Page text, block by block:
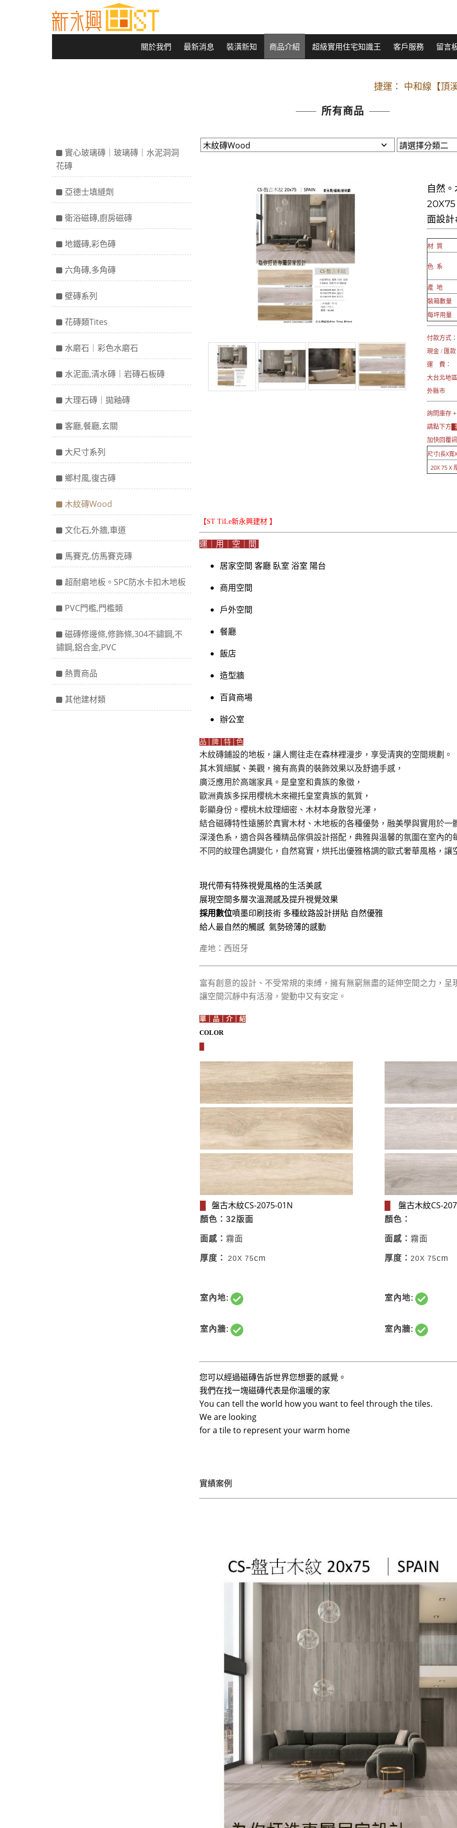
關於我們 最新消息 裝潢新知 商品介紹 超級實用住宅知識王 客戶服務 留言
捷運： 中和線【頂
原Line已滿 無法加Line好友 請
捷運： 中和線【頂
原Line已滿 無法加Line好友 請親
所有商品
實心玻璃磚｜玻璃磚｜水泥洞洞
花磚
亞德士填縫劑
衛浴磁磚,廚房磁磚
地鐵磚,彩色磚
六角磚,多角磚
壁磚系列
花磚類Tites
水磨石｜彩色水磨石
水泥面,清水磚｜岩磚石板磚
大理石磚｜拋釉磚
客廳,餐廳,玄關
大尺寸系列
鄉村風,復古磚
木紋磚Wood
文化石,外牆,車道
馬賽克,仿馬賽克磚
超耐磨地板。SPC防水卡扣木地板
PVC門檻,門檻類
磁磚修邊條,修飾條,304不鏽鋼,不
鏽鋼,鋁合金,PVC
熱賣商品
其他建材類
自然
20X75
面設
材 質
色 系
產 地
裝箱數量
每坪用量
付款方式：
現金 / 匯
運 費：
大台北地
外縣市 →
詢問庫存
請點下方
加快回覆
尺寸(長X寬
20X 75 X
【ST TiLe新永興建材 】
運｜用｜空｜間
居家空間 客廳 臥室 浴室 陽台
商用空間
戶外空間
餐廳
飯店
造型牆
百貨商場
辦公室
品│牌│特│色
木紋磚鋪設的地板，讓人嚮往走在森林裡漫步，享受清爽的空間規劃。
其木質細膩、美觀，擁有高貴的裝飾效果以及舒適手感，
廣泛應用於高端家具。是皇室和貴族的象徵，
歐洲貴族多採用櫻桃木來襯托皇室貴族的氣質，
彰顯身份。櫻桃木紋理細密、木材本身散發光澤，
結合磁磚特性遠勝於真實木材、木地板的各種優勢，融美學與實用於一
深淺色系，適合與各種精品傢俱設計搭配，典雅與溫馨的氛圍在室內的
不同的紋理色調變化，自然寫實，烘托出優雅格調的歐式奢華風格，讓
現代帶有特殊視覺風格的生活美感
展現空間多層次溫潤感及提升視覺效果
採用數位噴墨印刷技術 多種紋路設計拼貼 自然優雅
給人最自然的觸感 氣勢磅薄的感動
產地：西班牙
富有創意的設計、不受常規的束縛，擁有無窮無盡的延伸空間之力，呈
讓空間沉靜中有活潑，變動中又有安定。
單｜品｜介｜紹
COLOR
盤古木紋CS-2075-01N
顏色：32版面
面感：霧面
厚度： 20X 75cm
室內地:
室內牆:
盤古木紋CS-
顏色：
面感：霧面
厚度：20X 75cm
室內地:
室內牆:
您可以經過磁磚告訴世界您想要的感覺。
我們在找一塊磁磚代表是你溫暖的家
You can tell the world how you want to feel through the tiles.
We are looking
for a tile to represent your warm home
實績案例